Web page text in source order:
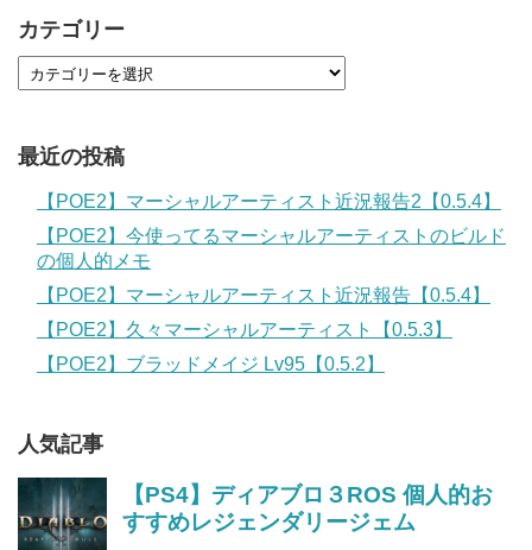
カテゴリー
最近の投稿
【POE2】マーシャルアーティスト近況報告2【0.5.4】
【POE2】今使ってるマーシャルアーティストのビルド
の個人的メモ
【POE2】マーシャルアーティスト近況報告【0.5.4】
【POE2】久々マーシャルアーティスト【0.5.3】
【POE2】ブラッドメイジ Lv95【0.5.2】
人気記事